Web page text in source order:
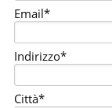
Email*
Indirizzo*
Città*